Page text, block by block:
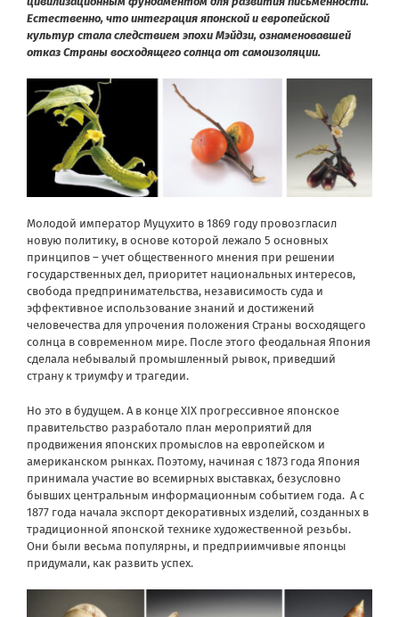
Естественно, что интеграция японской и европейской
культур стала следствием эпохи Мэйдзи, ознаменовавшей
отказ Страны восходящего солнца от самоизоляции.
Молодой император Муцухито в 1869 году провозгласил
новую политику, в основе которой лежало 5 основных
принципов – учет общественного мнения при решении
государственных дел, приоритет национальных интересов,
свобода предпринимательства, независимость суда и
эффективное использование знаний и достижений
человечества для упрочения положения Страны восходящего
солнца в современном мире. После этого феодальная Япония
сделала небывалый промышленный рывок, приведший
страну к триумфу и трагедии.
Но это в будущем. А в конце XIX прогрессивное японское
правительство разработало план мероприятий для
продвижения японских промыслов на европейском и
американском рынках. Поэтому, начиная с 1873 года Япония
принимала участие во всемирных выставках, безусловно
бывших центральным информационным событием года. А с
1877 года начала экспорт декоративных изделий, созданных в
традиционной японской технике художественной резьбы.
Они были весьма популярны, и предприимчивые японцы
придумали, как развить успех.